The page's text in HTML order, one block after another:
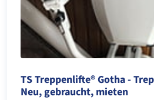
TS Treppenlifte® Gotha -
Neu, gebraucht, mieten